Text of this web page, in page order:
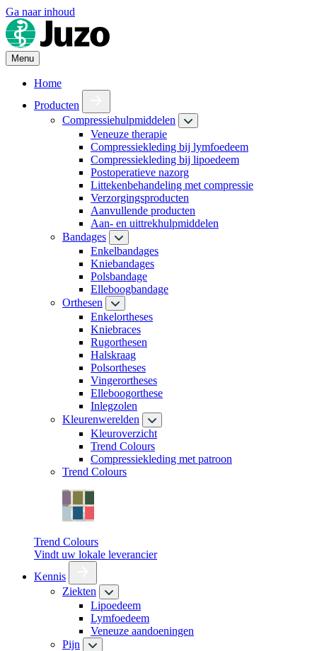
Ga naar inhoud
Menu
Home
Producten
Compressiehulpmiddelen
Veneuze therapie
Compressiekleding bij lymfoedeem
Compressiekleding bij lipoedeem
Postoperatieve nazorg
Littekenbehandeling met compressie
Verzorgingsproducten
Aanvullende producten
Aan- en uittrekhulpmiddelen
Bandages
Enkelbandages
Kniebandages
Polsbandage
Elleboogbandage
Orthesen
Enkelortheses
Kniebraces
Rugorthesen
Halskraag
Polsortheses
Vingerortheses
Elleboogorthese
Inlegzolen
Kleurenwerelden
Kleuroverzicht
Trend Colours
Compressiekleding met patroon
Trend Colours
Trend Colours
Vindt uw lokale leverancier
Kennis
Ziekten
Lipoedeem
Lymfoedeem
Veneuze aandoeningen
Pijn